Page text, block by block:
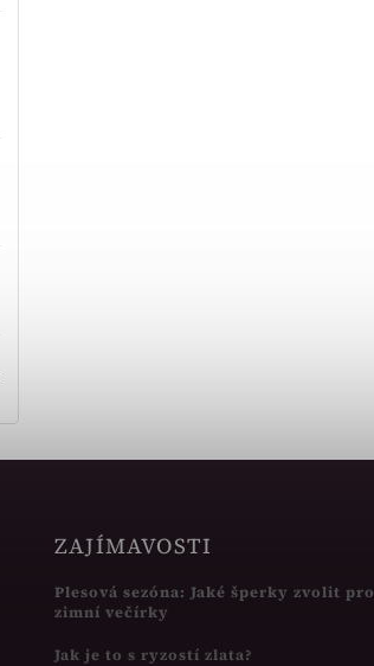
ZAJÍMAVOSTI
Plesová sezóna: Jaké šperky zvolit pro
zimní večírky
Jak je to s ryzostí zlata?